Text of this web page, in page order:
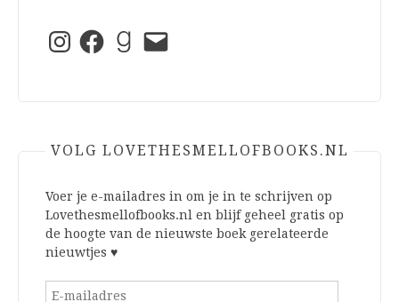
InstagramFacebookGoodreads
E-
mail
VOLG LOVETHESMELLOFBOOKS.NL
Voer je e-mailadres in om je in te schrijven op
Lovethesmellofbooks.nl en blijf geheel gratis op
de hoogte van de nieuwste boek gerelateerde
nieuwtjes ♥
E-